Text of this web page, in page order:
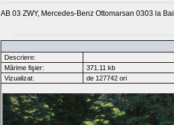
AB 03 ZWY, Mercedes-Benz Ottomarsan 0303 la
Descriere:
Mărime fişier:
371.11 kb
Vizualizat:
de 127742 ori